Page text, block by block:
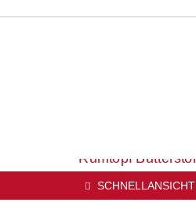
SCHNELLANSICHT